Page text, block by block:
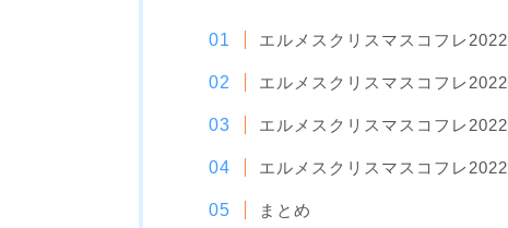
エルメスクリスマスコフレ
エルメスクリスマスコフレ
エルメスクリスマスコフレ
エルメスクリスマスコフレ
まとめ